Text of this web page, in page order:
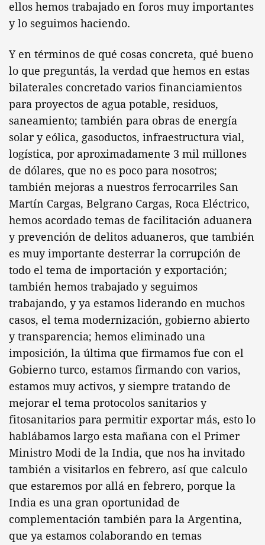
ellos hemos trabajado en foros muy importantes
y lo seguimos haciendo.
Y en términos de qué cosas concreta, qué bueno
lo que preguntás, la verdad que hemos en estas
bilaterales concretado varios financiamientos
para proyectos de agua potable, residuos,
saneamiento; también para obras de energía
solar y eólica, gasoductos, infraestructura vial,
logística, por aproximadamente 3 mil millones
de dólares, que no es poco para nosotros;
también mejoras a nuestros ferrocarriles San
Martín Cargas, Belgrano Cargas, Roca Eléctrico,
hemos acordado temas de facilitación aduanera
y prevención de delitos aduaneros, que también
es muy importante desterrar la corrupción de
todo el tema de importación y exportación;
también hemos trabajado y seguimos
trabajando, y ya estamos liderando en muchos
casos, el tema modernización, gobierno abierto
y transparencia; hemos eliminado una
imposición, la última que firmamos fue con el
Gobierno turco, estamos firmando con varios,
estamos muy activos, y siempre tratando de
mejorar el tema protocolos sanitarios y
fitosanitarios para permitir exportar más, esto lo
hablábamos largo esta mañana con el Primer
Ministro Modi de la India, que nos ha invitado
también a visitarlos en febrero, así que calculo
que estaremos por allá en febrero, porque la
India es una gran oportunidad de
complementación también para la Argentina,
que ya estamos colaborando en temas